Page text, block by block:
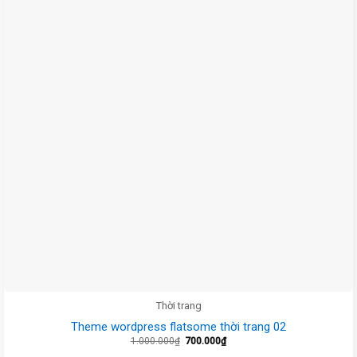
Thời trang
Theme wordpress flatsome thời trang 02
1.000.000₫ Giá
700.000₫Giá
hiện